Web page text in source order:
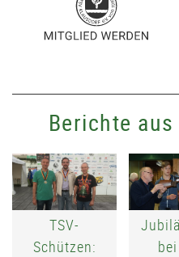
Berichte
TSV-
Schützen: